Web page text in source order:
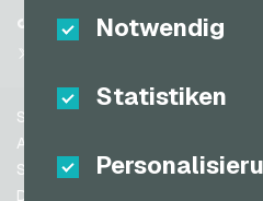
Notwendig
Statistiken
toom Geschenkkarten
World of Sweets Geschenkkarten
Zalando Geschenkkarten
Schweiz (DE)
Schweiz (IT)
USA (EN)
Partner
TikTok
Support
AGB
Sicherheit & Verifikation
Datenschutzrichtlinien